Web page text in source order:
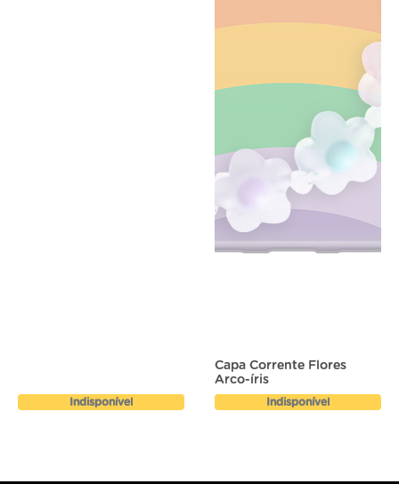
Indisponível
Capa Corrente Flores
Arco-íris
Indisponível